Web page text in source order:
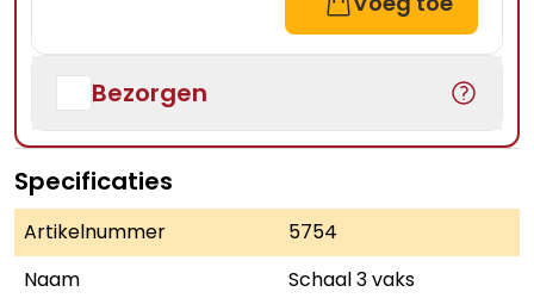
Bezorgen
Specificaties
Artikelnummer
5754
Naam
Schaal 3 vaks